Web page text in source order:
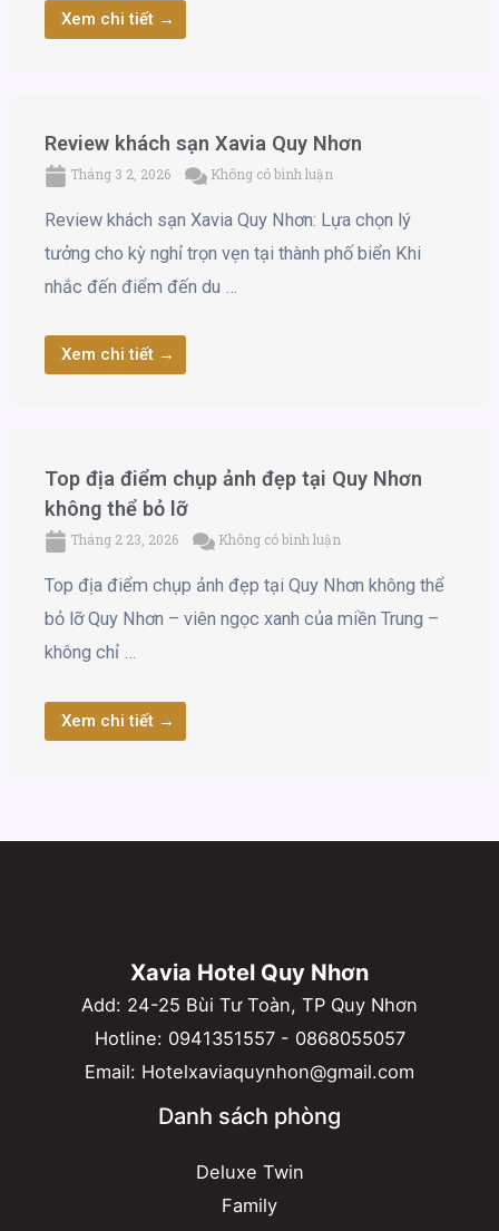
Xem chi tiết →
Review khách sạn Xavia Quy Nhơn
Tháng 3 2, 2026 Không có bình luận
Review khách sạn Xavia Quy Nhơn: Lựa chọn lý
tưởng cho kỳ nghỉ trọn vẹn tại thành phố biển Khi
nhắc đến điểm đến du …
Xem chi tiết →
Top địa điểm chụp ảnh đẹp tại Quy Nhơn
không thể bỏ lỡ
Tháng 2 23, 2026 Không có bình luận
Top địa điểm chụp ảnh đẹp tại Quy Nhơn không thể
bỏ lỡ Quy Nhơn – viên ngọc xanh của miền Trung –
không chỉ …
Xem chi tiết →
Xavia Hotel Quy Nhơn
Add: 24-25 Bùi Tư Toàn, TP Quy Nhơn
Hotline: 0941351557- 0868055057
Email: Hotelxaviaquynhon@gmail.com
Danh sách phòng
Deluxe Twin
Family